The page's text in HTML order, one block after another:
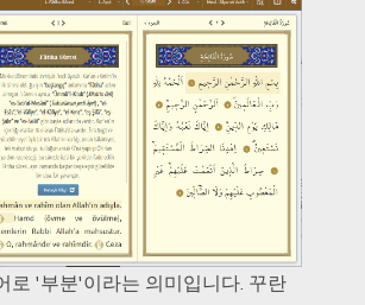
로 '부분'이라는 의미입니다. 꾸란